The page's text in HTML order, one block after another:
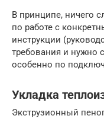
В принципе, ничего
по работе с
инструкции
требования и нужно
особенно по
Укладка
Экструзионный